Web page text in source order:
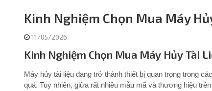
Kinh Nghiệm Chọn Mua Máy
11/05/2026
Kinh Nghiệm Chọn Mua Máy Hủy Tài
Máy hủy tài liệu đang trở thành thiết bị quan trọng trong
quả. Tuy nhiên, giữa rất nhiều mẫu mã và thương hiệu